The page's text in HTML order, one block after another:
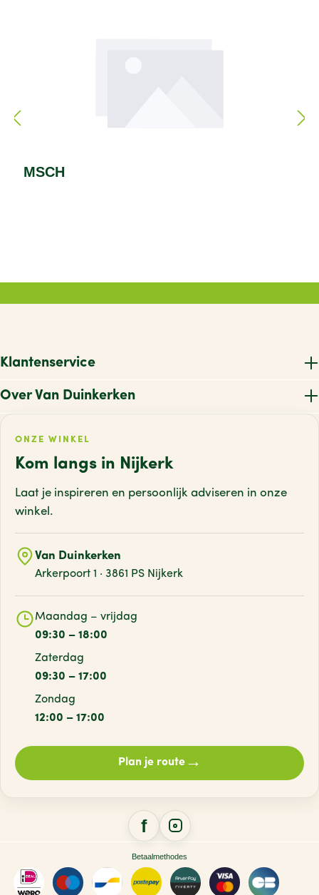
MSCH
Klantenservice
Over Van Duinkerken
ONZE WINKEL
Kom langs in Nijkerk
Laat je inspireren en persoonlijk adviseren in onze
winkel.
Van Duinkerken
Arkerpoort 1 · 3861 PS Nijkerk
Maandag – vrijdag
09:30 – 18:00
Zaterdag
09:30 – 17:00
Zondag
12:00 – 17:00
Plan je route→
Betaalmethodes